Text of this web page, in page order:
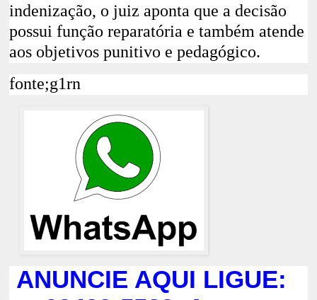
indenização, o juiz aponta que a decisão
possui função reparatória e também atende
aos objetivos punitivo e pedagógico.
fonte;g1rn
ANUNCIE AQUI LIGUE: